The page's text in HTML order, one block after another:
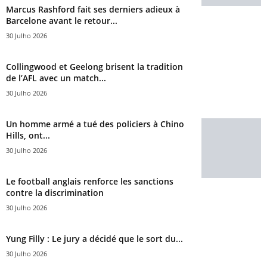
Marcus Rashford fait ses derniers adieux à
Barcelone avant le retour...
30 Julho 2026
Collingwood et Geelong brisent la tradition
de l’AFL avec un match...
30 Julho 2026
Un homme armé a tué des policiers à Chino
Hills, ont...
30 Julho 2026
Le football anglais renforce les sanctions
contre la discrimination
30 Julho 2026
Yung Filly : Le jury a décidé que le sort du...
30 Julho 2026